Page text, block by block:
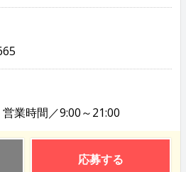
業時間／9:00～21:00
応募する